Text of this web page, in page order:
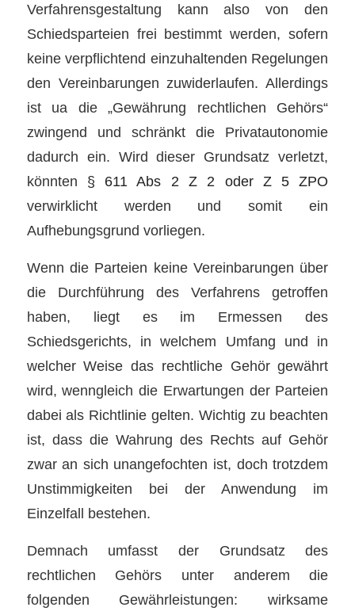
Verfahrensgestaltung kann also von den
Schiedsparteien frei bestimmt werden, sofern
keine verpflichtend einzuhaltenden Regelungen
den Vereinbarungen zuwiderlaufen. Allerdings
ist ua die „Gewährung rechtlichen Gehörs“
zwingend und schränkt die Privatautonomie
dadurch ein. Wird dieser Grundsatz verletzt,
könnten § 611 Abs 2 Z 2 oder Z 5 ZPO
verwirklicht werden und somit ein
Aufhebungsgrund vorliegen.
Wenn die Parteien keine Vereinbarungen über
die Durchführung des Verfahrens getroffen
haben, liegt es im Ermessen des
Schiedsgerichts, in welchem Umfang und in
welcher Weise das rechtliche Gehör gewährt
wird, wenngleich die Erwartungen der Parteien
dabei als Richtlinie gelten. Wichtig zu beachten
ist, dass die Wahrung des Rechts auf Gehör
zwar an sich unangefochten ist, doch trotzdem
Unstimmigkeiten bei der Anwendung im
Einzelfall bestehen.
Demnach umfasst der Grundsatz des
rechtlichen Gehörs unter anderem die
folgenden Gewährleistungen: wirksame